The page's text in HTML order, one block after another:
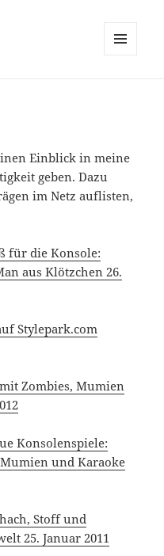
Einblick in meine
geben. Dazu
im Netz auflisten,
für die Konsole:
aus Klötzchen 26.
Stylepark.com
Zombies, Mumien
Konsolenspiele:
und Karaoke
Stoff und
25. Januar 2011